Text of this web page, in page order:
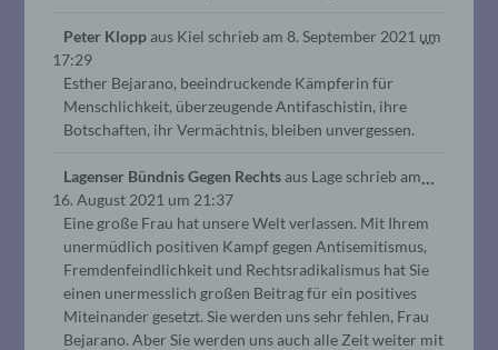
Peter Kloppaus Kiel schrieb am 8. September 2021 um
17:29
Esther Bejarano, beeindruckende Kämpferin für
Menschlichkeit, überzeugende Antifaschistin, ihre
Botschaften, ihr Vermächtnis, bleiben unvergessen.
...Diese
Lagenser Bündnis Gegen Rechtsaus Lage schrieb am
16. August 2021 um 21:37
Eine große Frau hat unsere Welt verlassen. Mit Ihrem
unermüdlich positiven Kampf gegen Antisemitismus,
Fremdenfeindlichkeit und Rechtsradikalismus hat Sie
einen unermesslich großen Beitrag für ein positives
Miteinander gesetzt. Sie werden uns sehr fehlen, Frau
Bejarano. Aber Sie werden uns auch alle Zeit weiter mit
...